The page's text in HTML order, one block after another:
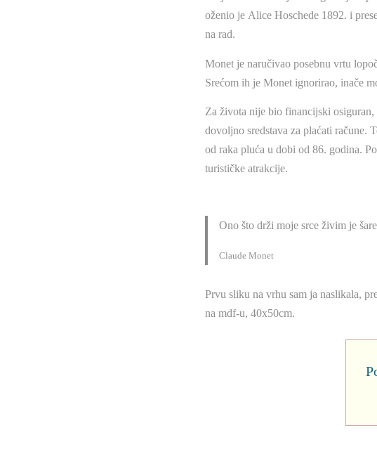
oženio je Alice Hoschede 1892. i
na rad.
Monet je naručivao posebnu vrtu
Srećom ih je Monet ignorirao, inače
Za života nije bio financijski
dovoljno sredstava za plaćati račune.
od raka pluća u dobi od 86. godina.
turističke atrakcije.
Ono što drži moje srce živim je
Claude Monet
Prvu sliku na vrhu sam ja naslikala,
na mdf-u, 40x50cm.